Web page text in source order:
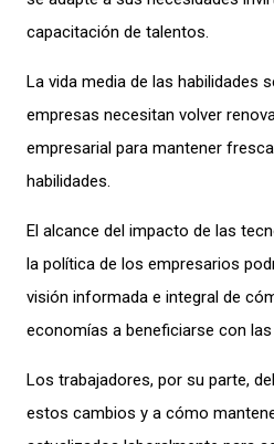
capacitación de talentos.
La vida media de las habilidades
empresas necesitan volver
empresarial para mantener
habilidades.
El alcance del impacto de las
la política de los empresarios
visión informada e integral de
economías a beneficiarse con
Los trabajadores, por su parte,
estos cambios y a cómo